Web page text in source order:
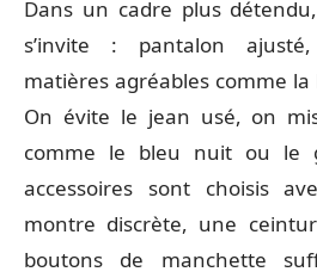
Dans un cadre plus
s’invite : pantalon
matières agréables comme
On évite le jean usé, on
comme le bleu nuit ou le
accessoires sont choisis
montre discrète, une
boutons de manchette